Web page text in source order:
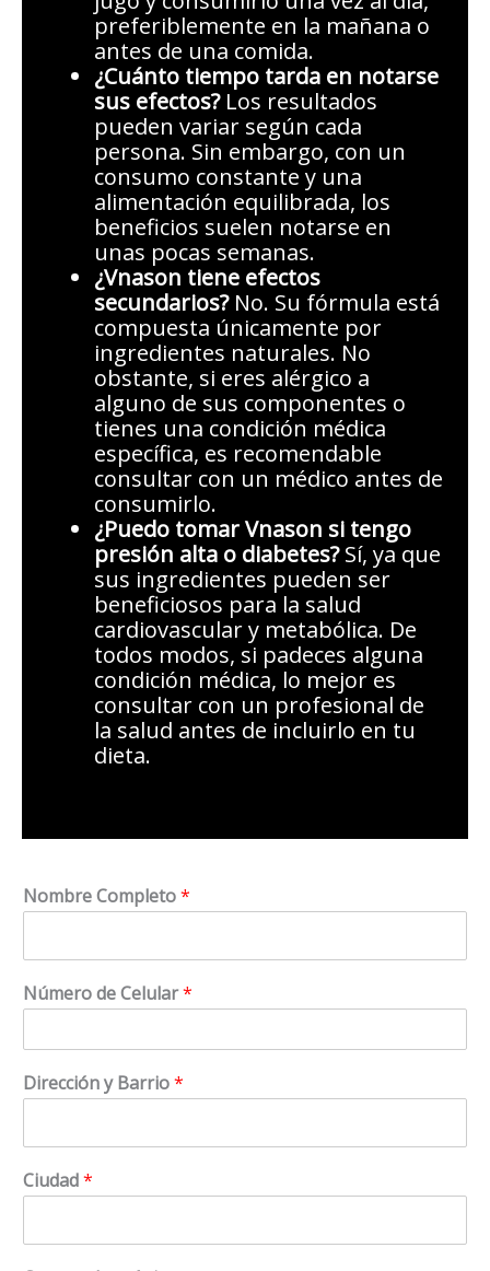
preferiblemente en la mañana o
antes de una comida.
¿Cuánto tiempo tarda en notarse
sus efectos?Los resultados
pueden variar según cada
persona. Sin embargo, con un
consumo constante y una
alimentación equilibrada, los
beneficios suelen notarse en
unas pocas semanas.
¿Vnason tiene efectos
secundarios?No. Su fórmula está
compuesta únicamente por
ingredientes naturales. No
obstante, si eres alérgico a
alguno de sus componentes o
tienes una condición médica
específica, es recomendable
consultar con un médico antes de
consumirlo.
¿Puedo tomar Vnason si tengo
presión alta o diabetes?Sí, ya que
sus ingredientes pueden ser
beneficiosos para la salud
cardiovascular y metabólica. De
todos modos, si padeces alguna
condición médica, lo mejor es
consultar con un profesional de
la salud antes de incluirlo en tu
dieta.
Nombre Completo*
Número de Celular*
Dirección y Barrio*
Ciudad*